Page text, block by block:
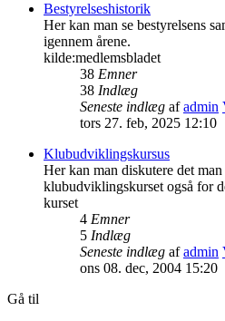
Bestyrelseshistorik
Her kan man se bestyrelsens
igennem årene.
kilde:medlemsbladet
38 Emner
38 Indlæg
Seneste indlæg afadmin
tors 27. feb, 2025 12:10
Klubudviklingskursus
Her kan man diskutere det
klubudviklingskurset også for
kurset
4 Emner
5 Indlæg
Seneste indlæg afadmin
ons 08. dec, 2004 15:20
Gå til